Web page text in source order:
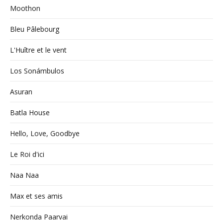
Moothon
Bleu Pâlebourg
L'Huître et le vent
Los Sonámbulos
Asuran
Batla House
Hello, Love, Goodbye
Le Roi d'ici
Naa Naa
Max et ses amis
Nerkonda Paarvai